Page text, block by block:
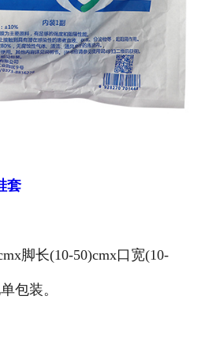
安徽医用包类
安徽医用手套
套
脚长(10-50)cmx口宽(10-
包装。